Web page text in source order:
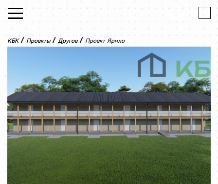
Skip to content
КБК / Проекты / Другое / Проект Ярило